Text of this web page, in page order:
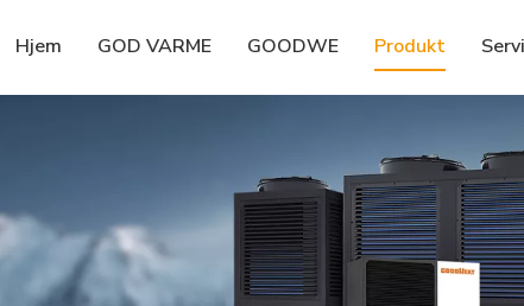
Hjem GOD VARME GOODWE Produkt